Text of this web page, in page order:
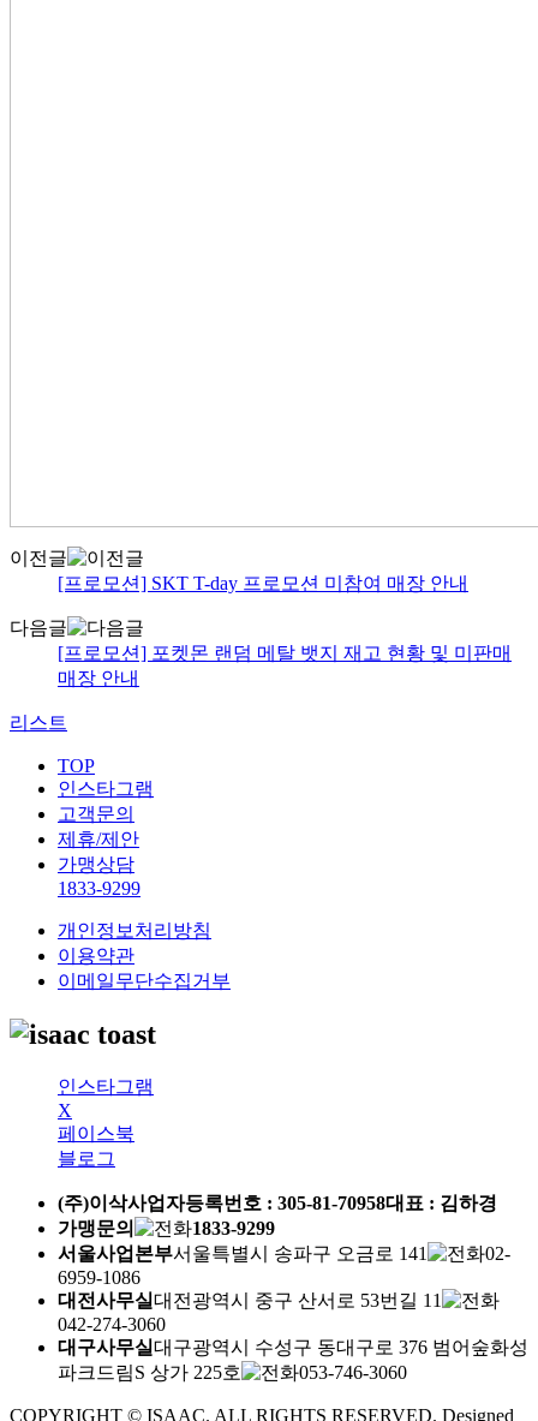
이전글
[프로모션] SKT T-day 프로모션 미참여 매장 안내
다음글
[프로모션] 포켓몬 랜덤 메탈 뱃지 재고 현황 및 미판매
매장 안내
리스트
TOP
인스타그램
고객문의
제휴/제안
가맹상담
1833-9299
개인정보처리방침
이용약관
이메일무단수집거부
인스타그램
X
페이스북
블로그
(주)이삭사업자등록번호 : 305-81-70958대표 : 김하경
가맹문의
1833-9299
서울사업본부서울특별시 송파구 오금로 141
02-
6959-1086
대전사무실대전광역시 중구 산서로 53번길 11
042-274-3060
대구사무실대구광역시 수성구 동대구로 376 범어숲화성
파크드림S 상가 225호
053-746-3060
COPYRIGHT © ISAAC. ALL RIGHTS RESERVED. Designed